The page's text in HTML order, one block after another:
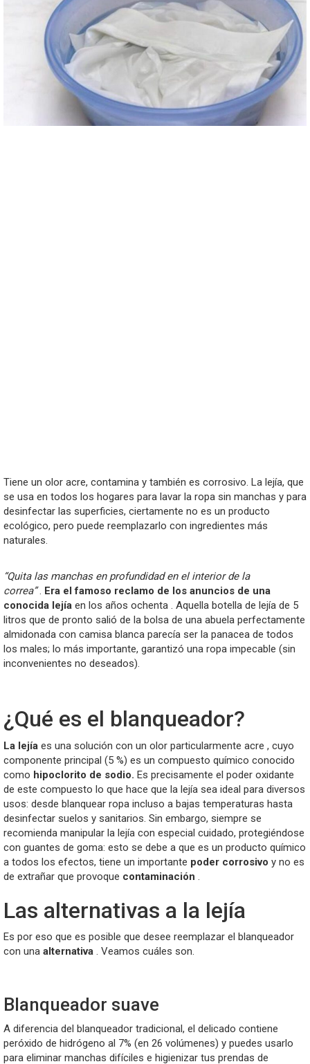
Tiene un olor acre, contamina y también es corrosivo. La lejía, que
se usa en todos los hogares para lavar la ropa sin manchas y para
desinfectar las superficies, ciertamente no es un producto
ecológico, pero puede reemplazarlo con ingredientes más
naturales.
“Quita las manchas en profundidad en el interior de la
correa”. Era el famoso reclamo de los anuncios de una
conocida lejía en los años ochenta . Aquella botella de lejía de 5
litros que de pronto salió de la bolsa de una abuela perfectamente
almidonada con camisa blanca parecía ser la panacea de todos
los males; lo más importante, garantizó una ropa impecable (sin
inconvenientes no deseados).
¿Qué es el blanqueador?
La lejía es una solución con un olor particularmente acre , cuyo
componente principal (5 %) es un compuesto químico conocido
como hipoclorito de sodio. Es precisamente el poder oxidante
de este compuesto lo que hace que la lejía sea ideal para diversos
usos: desde blanquear ropa incluso a bajas temperaturas hasta
desinfectar suelos y sanitarios. Sin embargo, siempre se
recomienda manipular la lejía con especial cuidado, protegiéndose
con guantes de goma: esto se debe a que es un producto químico
a todos los efectos, tiene un importante poder corrosivo y no es
de extrañar que provoque contaminación .
Las alternativas a la lejía
Es por eso que es posible que desee reemplazar el blanqueador
con una alternativa . Veamos cuáles son.
Blanqueador suave
A diferencia del blanqueador tradicional, el delicado contiene
peróxido de hidrógeno al 7% (en 26 volúmenes) y puedes usarlo
para eliminar manchas difíciles e higienizar tus prendas de